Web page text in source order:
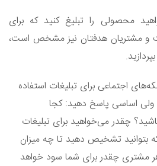
محصولی را تبلیغ کنید که برای
و مشتریان هدفتان نیز مشخص است،
اجتماعی برای تبلیغات استفاده
ولی اساسی پاسخ دهید: کجا
چقدر می‌خواهید برای تبلیغات
بتوانید تشخیص دهید تا چه میزان
هر مشتری چقدر برای شما سود خواهد